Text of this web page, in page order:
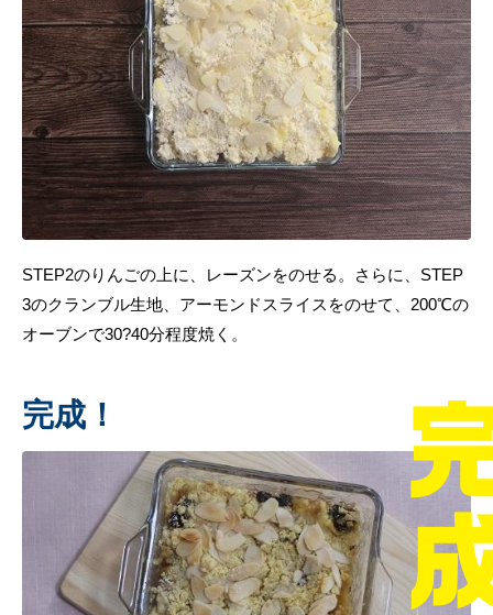
STEP2のりんごの上に、レーズンをのせる。さらに、STEP
3のクランブル生地、アーモンドスライスをのせて、200℃の
オーブンで30?40分程度焼く。
完成！